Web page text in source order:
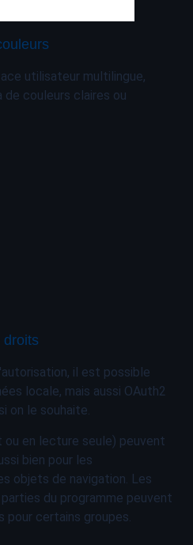
utilisateur multilingue,
de couleurs claires ou
droits
il est possible
locale, mais aussi OAuth2
on le souhaite.
en lecture seule) peuvent
bien pour les
objets de navigation. Les
du programme peuvent
certains groupes.